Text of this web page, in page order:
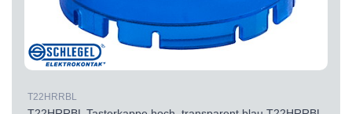
T22HRRBL